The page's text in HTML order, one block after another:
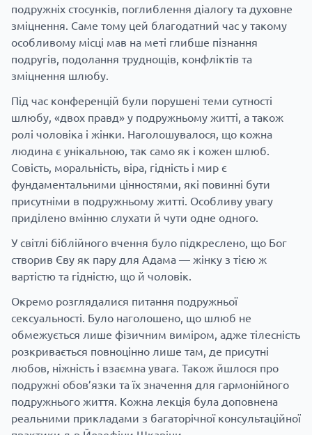
подружніх стосунків, поглиблення діалогу та духовне
зміцнення. Саме тому цей благодатний час у такому
особливому місці мав на меті глибше пізнання
подругів, подолання труднощів, конфліктів та
зміцнення шлюбу.
Під час конференцій були порушені теми сутності
шлюбу, «двох правд» у подружньому житті, а також
ролі чоловіка і жінки. Наголошувалося, що кожна
людина є унікальною, так само як і кожен шлюб.
Совість, моральність, віра, гідність і мир є
фундаментальними цінностями, які повинні бути
присутніми в подружньому житті. Особливу увагу
приділено вмінню слухати й чути одне одного.
У світлі біблійного вчення було підкреслено, що Бог
створив Єву як пару для Адама — жінку з тією ж
вартістю та гідністю, що й чоловік.
Окремо розглядалися питання подружньої
сексуальності. Було наголошено, що шлюб не
обмежується лише фізичним виміром, адже тілесність
розкривається повноцінно лише там, де присутні
любов, ніжність і взаємна увага. Також йшлося про
подружні обов’язки та їх значення для гармонійного
подружнього життя. Кожна лекція була доповнена
реальними прикладами з багаторічної консультаційної